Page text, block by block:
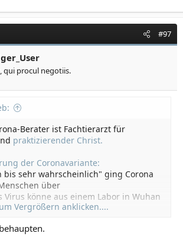
#97
qui procul negotiis.
Berater ist Fachtierarzt für
praktizierender Christ.
der Coronavariante:
bis sehr wahrscheinlich" ging Corona
über
Virus könne aus einem Labor in Wuhan
Vergrößern anklicken....